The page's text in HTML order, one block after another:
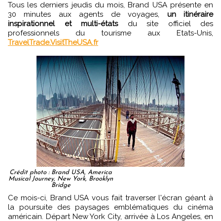
Tous les derniers jeudis du mois, Brand USA présente en
30 minutes aux agents de voyages, un itinéraire
inspirationnel et multi-étatsdu site officiel des
professionnels du tourisme aux Etats-Unis,
TravelTrade.VisitTheUSA.fr
Crédit photo : Brand USA, America
Musical Journey, New York, Brooklyn
Bridge
Ce mois-ci, Brand USA vous fait traverser l'écran géant à
la poursuite des paysages emblématiques du cinéma
américain. Départ New York City, arrivée à Los Angeles, en